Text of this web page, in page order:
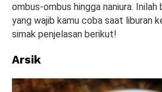
ombus-ombus hingga naniura. Inilah
yang wajib kamu coba saat liburan
simak penjelasan berikut!
Arsik